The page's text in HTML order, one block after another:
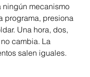
ningún mecanismo
programa, presiona
Una hora, dos,
cambia. La
salen iguales.